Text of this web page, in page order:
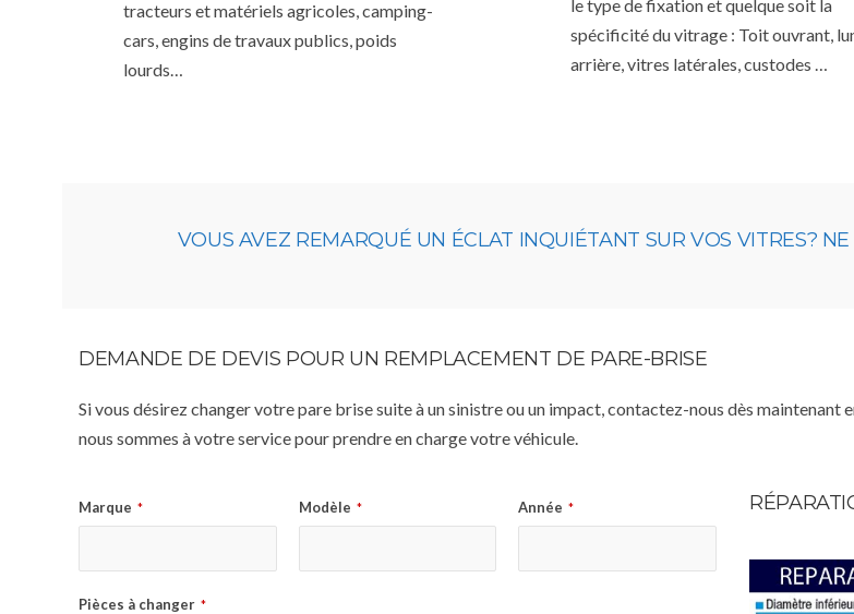
tracteurs et matériels agricoles, camping-
cars, engins de travaux publics, poids
lourds…
le type de fixation et quelque soit la
spécificité du vitrage : Toit ouvrant,
arrière, vitres latérales, custodes …
VOUS AVEZ REMARQUÉ UN ÉCLAT INQUIÉTANT SUR VOS VITRES?
DEMANDE DE DEVIS POUR UN REMPLACEMENT DE PARE-BRISE
Si vous désirez changer votre pare brise suite à un sinistre ou un impact, contactez-nous dès
nous sommes à votre service pour prendre en charge votre véhicule.
Marque * Modèle * Année *
Pièces à changer *